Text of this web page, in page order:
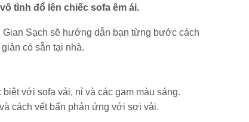
tình đổ lên chiếc sofa êm ái.
Sạch sẽ hướng dẫn bạn từng bước cách
có sẵn tại nhà.
với sofa vải, nỉ và các gam màu sáng.
cách vết bẩn phản ứng với sợi vải.